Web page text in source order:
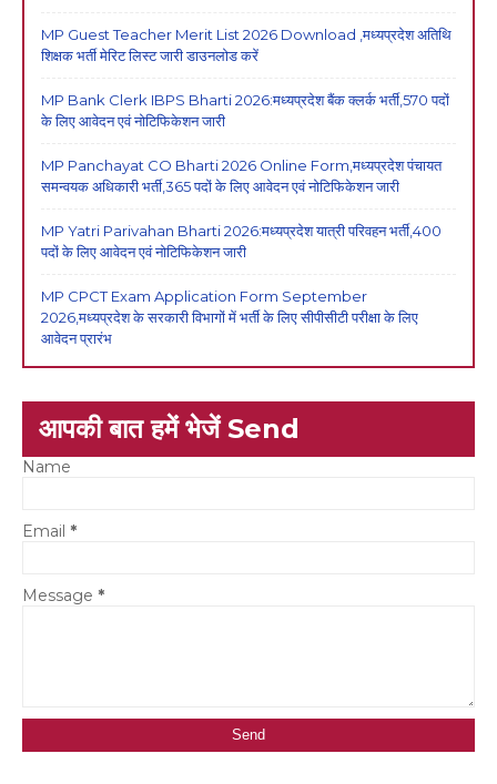
MP Guest Teacher Merit List 2026 Download ,मध्यप्रदेश अतिथि
शिक्षक भर्ती मेरिट लिस्ट जारी डाउनलोड करें
MP Bank Clerk IBPS Bharti 2026:मध्यप्रदेश बैंक क्लर्क भर्ती,570 पदों
के लिए आवेदन एवं नोटिफिकेशन जारी
MP Panchayat CO Bharti 2026 Online Form,मध्यप्रदेश पंचायत
समन्वयक अधिकारी भर्ती,365 पदों के लिए आवेदन एवं नोटिफिकेशन जारी
MP Yatri Parivahan Bharti 2026:मध्यप्रदेश यात्री परिवहन भर्ती,400
पदों के लिए आवेदन एवं नोटिफिकेशन जारी
MP CPCT Exam Application Form September
2026,मध्यप्रदेश के सरकारी विभागों में भर्ती के लिए सीपीसीटी परीक्षा के लिए
आवेदन प्रारंभ
आपकी बात हमें भेजें Send
Name
Email *
Message *